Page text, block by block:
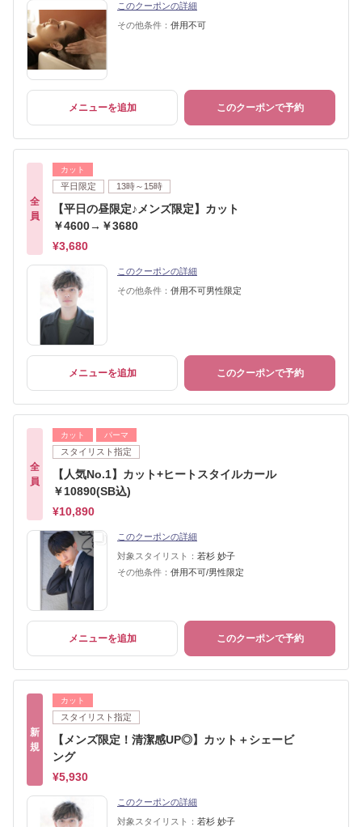
このクーポンの詳細
その他条件： 併用不可
メニューを追加 このクーポンで予約
全
員
カット
平日限定 13時～15時
【平日の昼限定♪メンズ限定】カット
￥4600→￥3680
¥3,680
このクーポンの詳細
その他条件： 併用不可男性限定
メニューを追加 このクーポンで予約
全
員
カット パーマ
スタイリスト指定
【人気No.1】カット+ヒートスタイルカール
￥10890(SB込)
¥10,890
このクーポンの詳細
対象スタイリスト： 若杉 妙子
その他条件： 併用不可/男性限定
メニューを追加 このクーポンで予約
新
規
カット
スタイリスト指定
【メンズ限定！清潔感UP◎】カット＋シェービ
ング
¥5,930
このクーポンの詳細
対象スタイリスト： 若杉 妙子